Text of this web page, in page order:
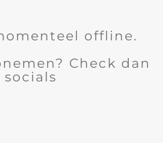
offline.
Check dan
socials